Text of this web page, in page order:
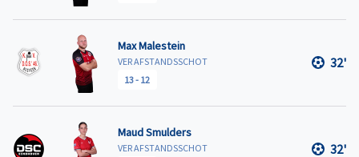
Max Malestein
VER AFSTANDSSCHOT
13- 12
32'
Maud Smulders
VER AFSTANDSSCHOT
32'